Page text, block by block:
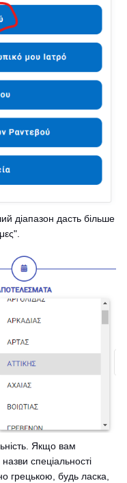
діапазон дасть більше
Якщо вам
спеціальності
грецькою, будь ласка,